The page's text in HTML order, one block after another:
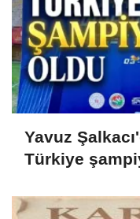
Yavuz
Türkiye